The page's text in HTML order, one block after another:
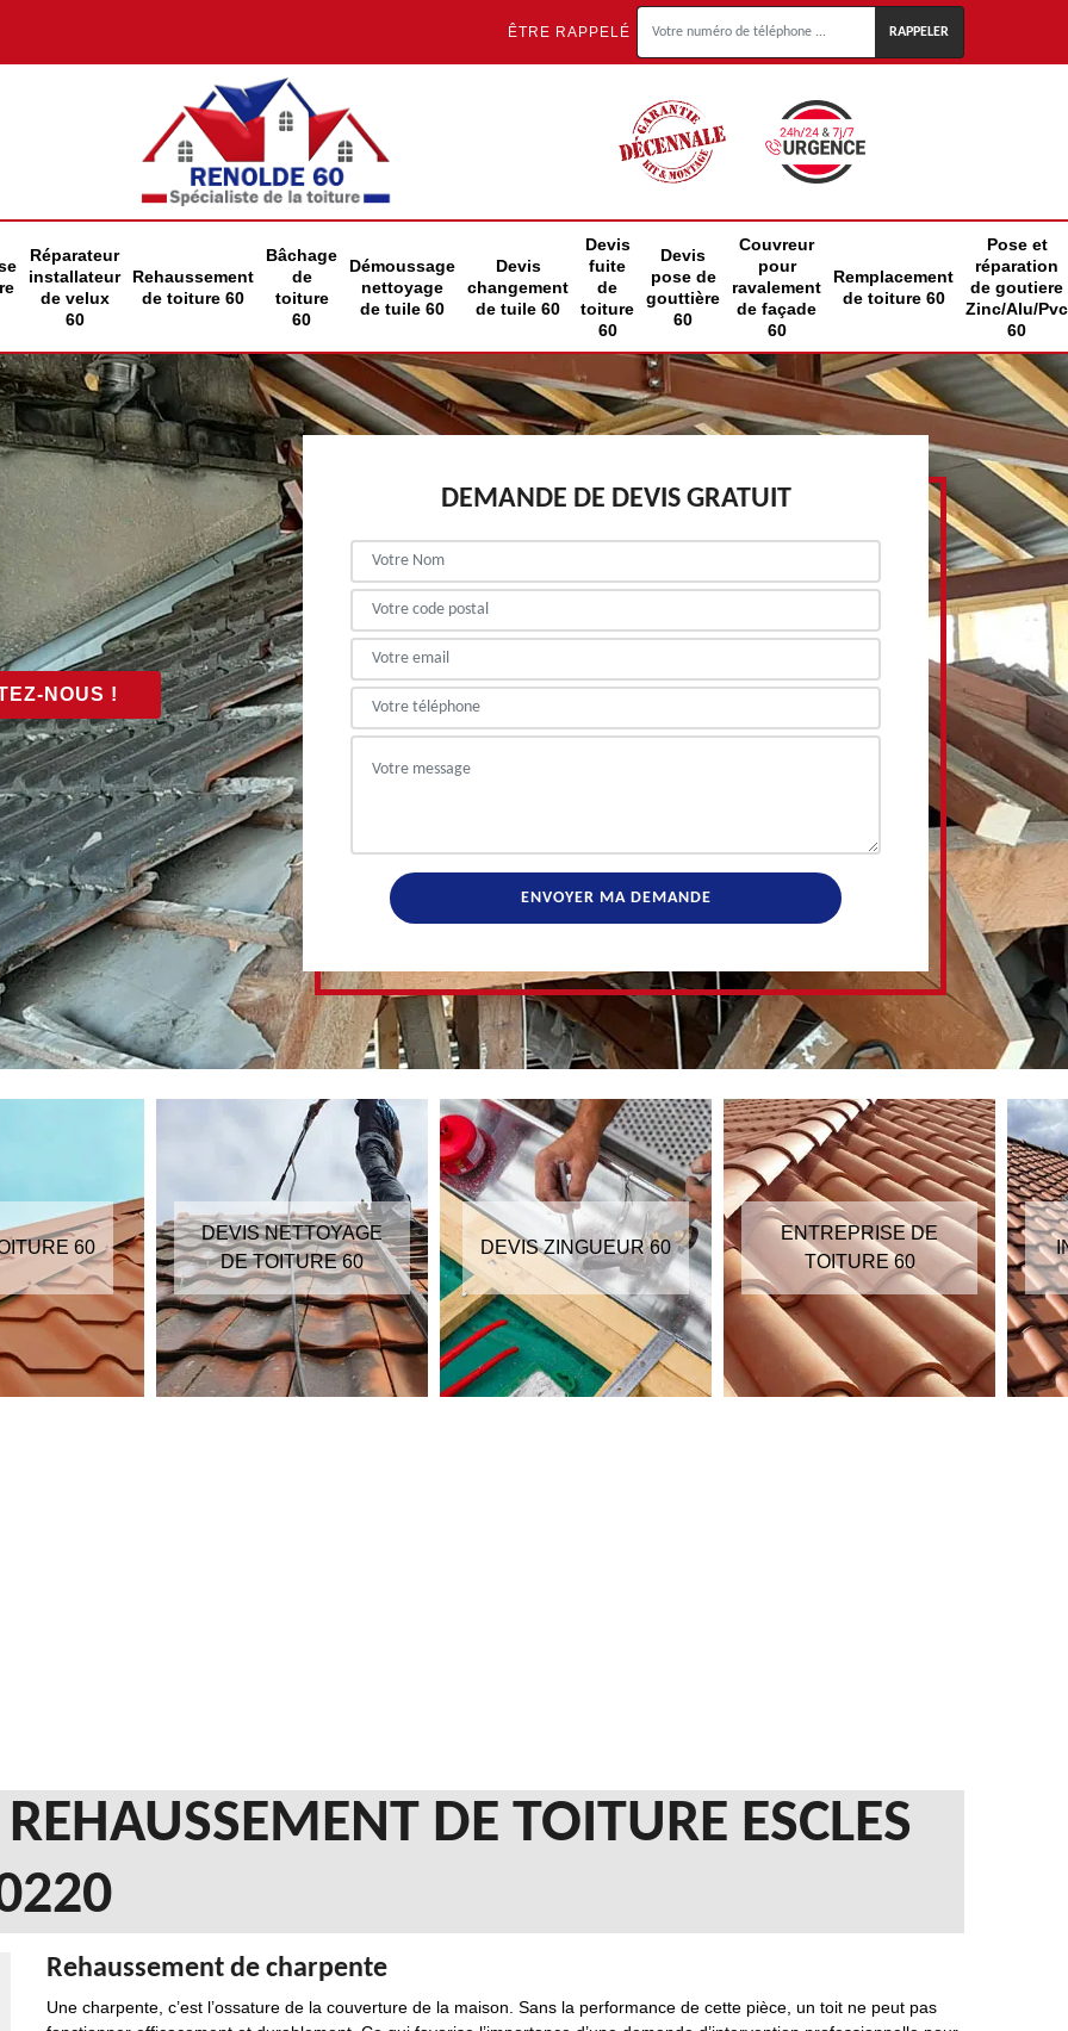
ÊTRE RAPPELÉ
Réparateur
installateur
de velux
60
Rehaussement
de toiture 60
Bâchage
de
toiture
60
Démoussage
nettoyage
de tuile 60
Devis
changement
de tuile 60
Devis
fuite
de
toiture
60
Devis
pose de
gouttière
60
Couvreur
pour
ravalement
de façade
60
Remplacement
de toiture 60
Pose et
réparation
de goutiere
Zinc/Alu/Pvc
60
NOUS !
DEMANDE DE DEVIS GRATUIT
60
DEVIS NETTOYAGE
DE TOITURE 60
DEVIS ZINGUEUR 60
ENTREPRISE DE
TOITURE 60
DE TOITURE ESCLES
Rehaussement de charpente
Une charpente, c’est l’ossature de la couverture de la maison. Sans la performance de cette pièce, un toit ne peut pas